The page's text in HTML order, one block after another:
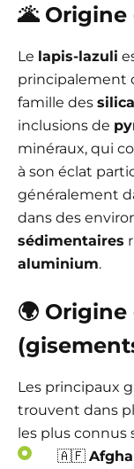
🌋
Le lapis-lazuli
principalement
famille des
inclusions de
minéraux, qui
à son éclat
généralement
dans des
sédimentaires
aluminium.
🌍 Origine
Les principaux
trouvent dans
les plus connus
🇦🇫